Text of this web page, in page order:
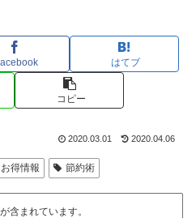
はてブ
コピー
2020.03.01 2020.04.06
お得情報 節約術
含まれています。